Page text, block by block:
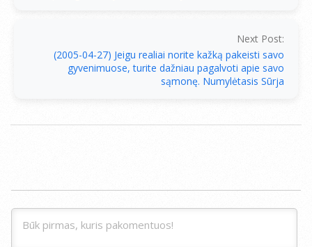
Next Post:
(2005-04-27) Jeigu realiai norite kažką pakeisti savo
gyvenimuose, turite dažniau pagalvoti apie savo
sąmonę. Numylėtasis Sūrja